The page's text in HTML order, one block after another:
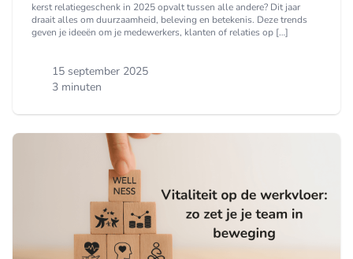
kerst relatiegeschenk in 2025 opvalt tussen alle andere? Dit jaar
draait alles om duurzaamheid, beleving en betekenis. Deze trends
geven je ideeën om je medewerkers, klanten of relaties op […]
15 september 2025
3 minuten